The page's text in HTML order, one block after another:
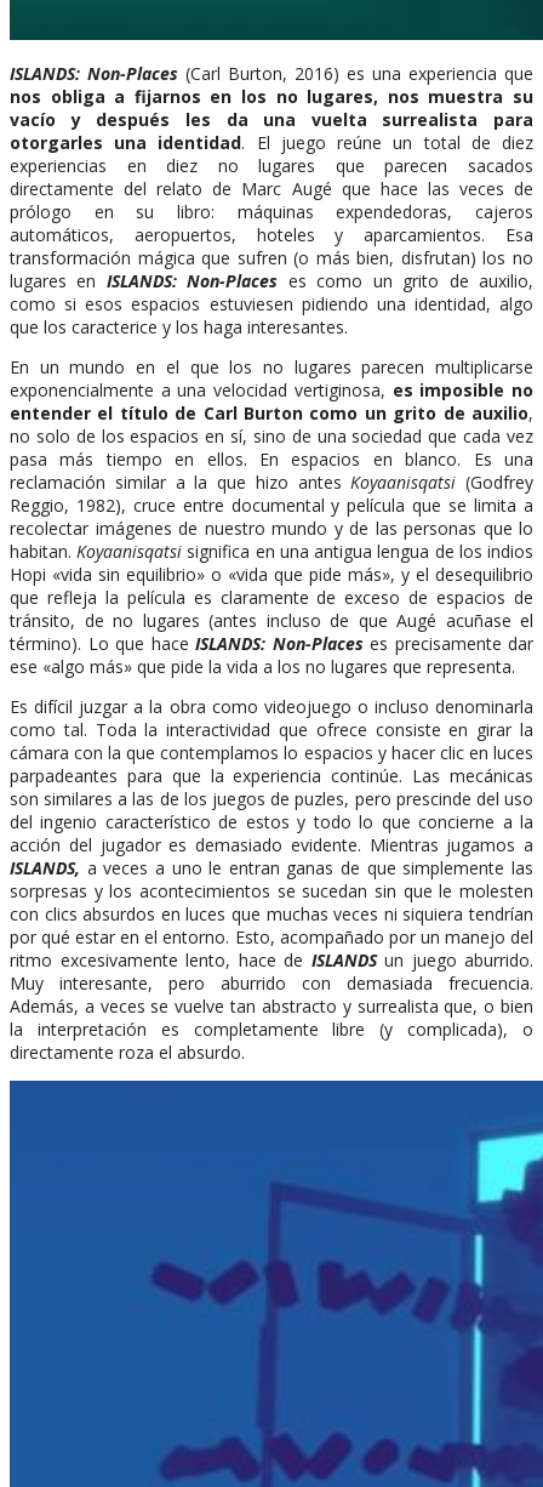
ISLANDS: Non-Places (Carl Burton, 2016) es una experiencia que
nos obliga a fijarnos en los no lugares, nos muestra su
vacío y después les da una vuelta surrealista para
otorgarles una identidad. El juego reúne un total de diez
experiencias en diez no lugares que parecen sacados
directamente del relato de Marc Augé que hace las veces de
prólogo en su libro: máquinas expendedoras, cajeros
automáticos, aeropuertos, hoteles y aparcamientos. Esa
transformación mágica que sufren (o más bien, disfrutan) los no
lugares en ISLANDS: Non-Places es como un grito de auxilio,
como si esos espacios estuviesen pidiendo una identidad, algo
que los caracterice y los haga interesantes.
En un mundo en el que los no lugares parecen multiplicarse
exponencialmente a una velocidad vertiginosa, es imposible no
entender el título de Carl Burton como un grito de auxilio,
no solo de los espacios en sí, sino de una sociedad que cada vez
pasa más tiempo en ellos. En espacios en blanco. Es una
reclamación similar a la que hizo antes Koyaanisqatsi (Godfrey
Reggio, 1982), cruce entre documental y película que se limita a
recolectar imágenes de nuestro mundo y de las personas que lo
habitan. Koyaanisqatsi significa en una antigua lengua de los indios
Hopi «vida sin equilibrio» o «vida que pide más», y el desequilibrio
que refleja la película es claramente de exceso de espacios de
tránsito, de no lugares (antes incluso de que Augé acuñase el
término). Lo que hace ISLANDS: Non-Places es precisamente dar
ese «algo más» que pide la vida a los no lugares que representa.
Es difícil juzgar a la obra como videojuego o incluso denominarla
como tal. Toda la interactividad que ofrece consiste en girar la
cámara con la que contemplamos lo espacios y hacer clic en luces
parpadeantes para que la experiencia continúe. Las mecánicas
son similares a las de los juegos de puzles, pero prescinde del uso
del ingenio característico de estos y todo lo que concierne a la
acción del jugador es demasiado evidente. Mientras jugamos a
ISLANDS, a veces a uno le entran ganas de que simplemente las
sorpresas y los acontecimientos se sucedan sin que le molesten
con clics absurdos en luces que muchas veces ni siquiera tendrían
por qué estar en el entorno. Esto, acompañado por un manejo del
ritmo excesivamente lento, hace de ISLANDS un juego aburrido.
Muy interesante, pero aburrido con demasiada frecuencia.
Además, a veces se vuelve tan abstracto y surrealista que, o bien
la interpretación es completamente libre (y complicada), o
directamente roza el absurdo.